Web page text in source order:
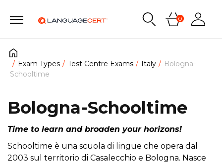
0
Exam Types Test Centre Exams Italy
Bologna-
Schooltime
Bologna-Schooltime
Time to learn and broaden your horizons!
Schooltime è una scuola di lingue che opera dal
2003 sul territorio di Casalecchio e Bologna. Nasce